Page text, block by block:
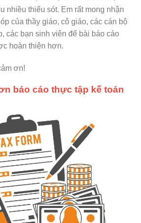
nhiều thiếu sót. Em rất mong nhận
của thầy giáo, cô giáo, các cán bộ
các bạn sinh viên để bài báo cáo
hoàn thiện hơn.
ơn!
báo cáo thực tập kế toán